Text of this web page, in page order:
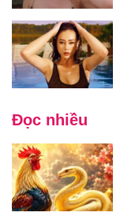
Đọc nhiều